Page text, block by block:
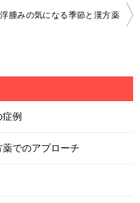
浮腫みの気になる季節と漢方薬
例
でのアプローチ